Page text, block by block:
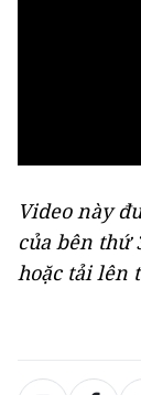
Video này
của bên thứ
hoặc tải lên